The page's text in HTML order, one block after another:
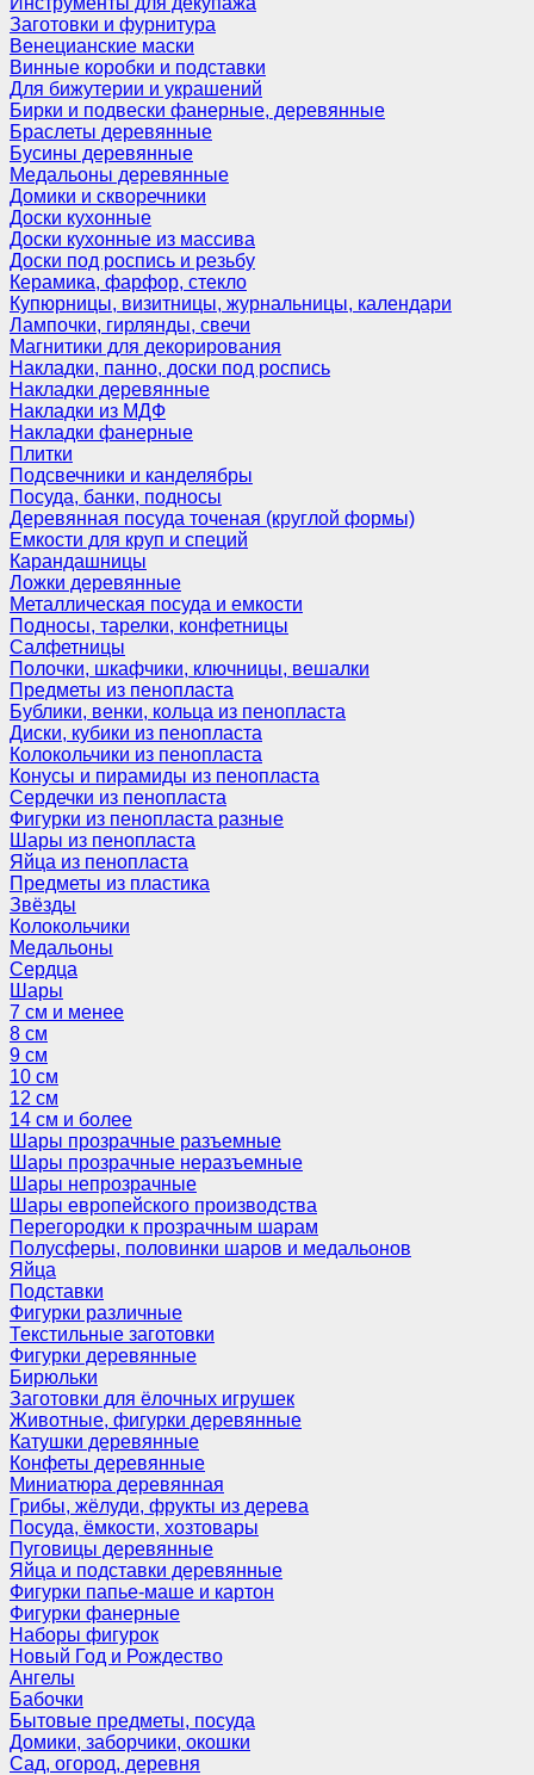
Заготовки и фурнитура
Венецианские маски
Винные коробки и подставки
Для бижутерии и украшений
Бирки и подвески фанерные, деревянные
Браслеты деревянные
Бусины деревянные
Медальоны деревянные
Домики и скворечники
Доски кухонные
Доски кухонные из массива
Доски под роспись и резьбу
Керамика, фарфор, стекло
Купюрницы, визитницы, журнальницы, календари
Лампочки, гирлянды, свечи
Магнитики для декорирования
Накладки, панно, доски под роспись
Накладки деревянные
Накладки из МДФ
Накладки фанерные
Плитки
Подсвечники и канделябры
Посуда, банки, подносы
Деревянная посуда точеная (круглой формы)
Емкости для круп и специй
Карандашницы
Ложки деревянные
Металлическая посуда и емкости
Подносы, тарелки, конфетницы
Салфетницы
Полочки, шкафчики, ключницы, вешалки
Предметы из пенопласта
Бублики, венки, кольца из пенопласта
Диски, кубики из пенопласта
Колокольчики из пенопласта
Конусы и пирамиды из пенопласта
Сердечки из пенопласта
Фигурки из пенопласта разные
Шары из пенопласта
Яйца из пенопласта
Предметы из пластика
Звёзды
Колокольчики
Медальоны
Сердца
Шары
7 см и менее
8 см
9 см
10 см
12 см
14 см и более
Шары прозрачные разъемные
Шары прозрачные неразъемные
Шары непрозрачные
Шары европейского производства
Перегородки к прозрачным шарам
Полусферы, половинки шаров и медальонов
Яйца
Подставки
Фигурки различные
Текстильные заготовки
Фигурки деревянные
Бирюльки
Заготовки для ёлочных игрушек
Животные, фигурки деревянные
Катушки деревянные
Конфеты деревянные
Миниатюра деревянная
Грибы, жёлуди, фрукты из дерева
Посуда, ёмкости, хозтовары
Пуговицы деревянные
Яйца и подставки деревянные
Фигурки папье-маше и картон
Фигурки фанерные
Наборы фигурок
Новый Год и Рождество
Ангелы
Бабочки
Бытовые предметы, посуда
Домики, заборчики, окошки
Сад, огород, деревня